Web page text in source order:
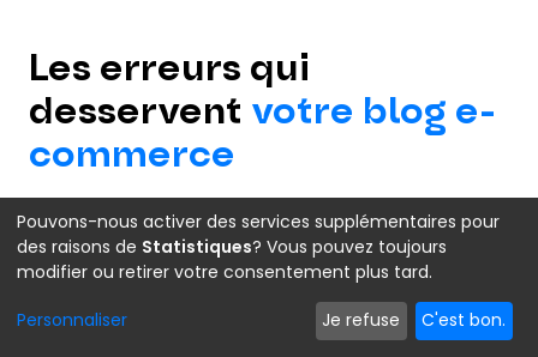
Les erreurs qui
desservent votre blog e-
commerce
De nombreux commerçants lancent un blog avec
quelques mois, sans résultats visibles. Dans la
Pouvons-nous activer des services supplémentaires pour
des raisons de Statistiques? Vous pouvez toujours
modifier ou retirer votre consentement plus tard.
Personnaliser Je refuse C'est bon.